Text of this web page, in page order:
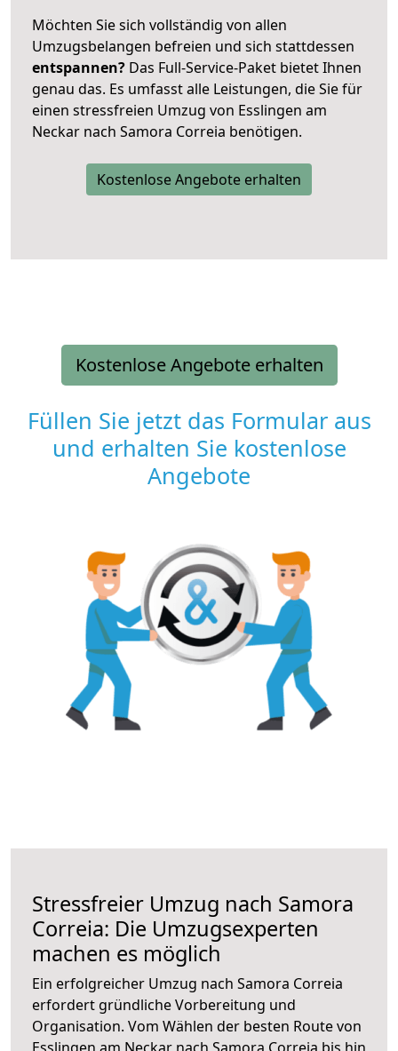
Möchten Sie sich vollständig von allen
Umzugsbelangen befreien und sich stattdessen
entspannen? Das Full-Service-Paket bietet Ihnen
genau das. Es umfasst alle Leistungen, die Sie für
einen stressfreien Umzug von Esslingen am
Neckar nach Samora Correia benötigen.
Kostenlose Angebote erhalten
Kostenlose Angebote erhalten
Füllen Sie jetzt das Formular aus
und erhalten Sie kostenlose
Angebote
Stressfreier Umzug nach Samora
Correia: Die Umzugsexperten
machen es möglich
Ein erfolgreicher Umzug nach Samora Correia
erfordert gründliche Vorbereitung und
Organisation. Vom Wählen der besten Route von